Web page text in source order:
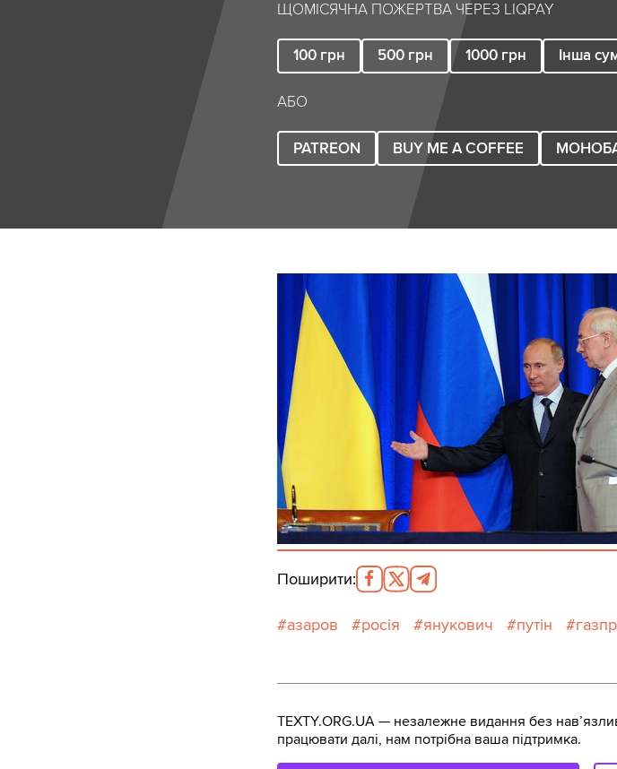
ЩОМІСЯЧНА ПОЖЕРТВА ЧЕРЕЗ LIQPAY
100 грн 500 грн 1000 грн Інша
АБО
PATREON BUY ME A COFFEE
Поширити:
азаров росія янукович путін
TEXTY.ORG.UA — незалежне видання без
працювати далі, нам потрібна ваша підтримка.